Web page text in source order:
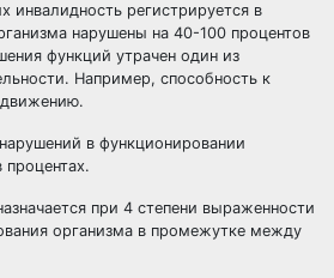
инвалидность регистрируется в
нарушены на 40-100 процентов
функций утрачен один из
Например, способность к
в функционировании
процентах.
при 4 степени выраженности
организма в промежутке между